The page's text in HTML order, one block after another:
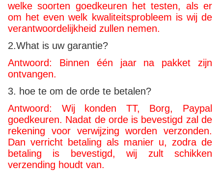
welke soorten goedkeuren het testen, als er
om het even welk kwaliteitsprobleem is wij de
verantwoordelijkheid zullen nemen.
2.What is uw garantie?
Antwoord: Binnen één jaar na pakket zijn
ontvangen.
3. hoe te om de orde te betalen?
Antwoord: Wij konden TT, Borg, Paypal
goedkeuren. Nadat de orde is bevestigd zal de
rekening voor verwijzing worden verzonden.
Dan verricht betaling als manier u, zodra de
betaling is bevestigd, wij zult schikken
verzending houdt van.